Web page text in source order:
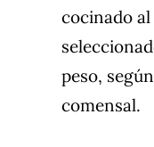
cocinado
peso,
comensal.